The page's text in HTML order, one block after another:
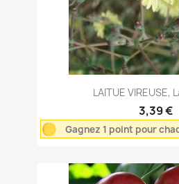
LAITUE VIREUSE,
3,39 €
Gagnez 1 point pour